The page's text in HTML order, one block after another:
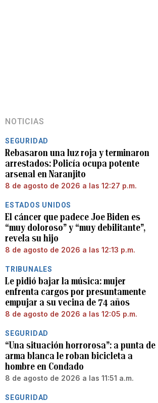
NOTICIAS
SEGURIDAD
Rebasaron una luz roja y terminaron
arrestados: Policía ocupa potente
arsenal en Naranjito
8 de agosto de 2026 a las 12:27 p.m.
ESTADOS UNIDOS
El cáncer que padece Joe Biden es
“muy doloroso” y “muy debilitante”,
revela su hijo
8 de agosto de 2026 a las 12:13 p.m.
TRIBUNALES
Le pidió bajar la música: mujer
enfrenta cargos por presuntamente
empujar a su vecina de 74 años
8 de agosto de 2026 a las 12:05 p.m.
SEGURIDAD
“Una situación horrorosa”: a punta de
arma blanca le roban bicicleta a
hombre en Condado
8 de agosto de 2026 a las 11:51 a.m.
SEGURIDAD